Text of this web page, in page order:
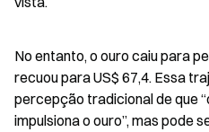
No entanto, o ouro caiu para
recuou para US$ 67,4. Essa
percepção tradicional de que
impulsiona o ouro”, mas pode